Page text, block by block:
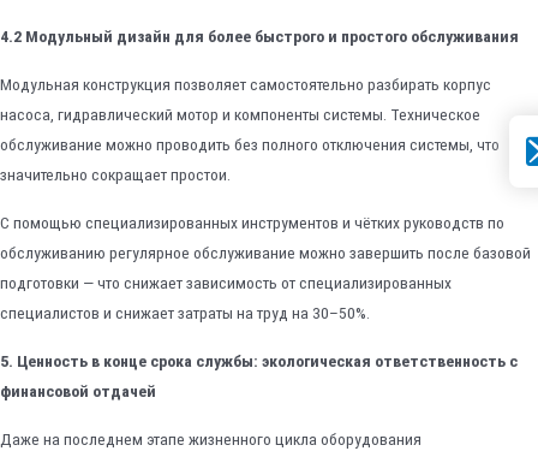
4.2 Модульный дизайн для более быстрого и простого обслуживания
Модульная конструкция позволяет самостоятельно разбирать корпус
насоса, гидравлический мотор и компоненты системы. Техническое
обслуживание можно проводить без полного отключения системы, что
значительно сокращает простои.
С помощью специализированных инструментов и чётких руководств по
обслуживанию регулярное обслуживание можно завершить после базовой
подготовки — что снижает зависимость от специализированных
специалистов и снижает затраты на труд на 30–50%.
5. Ценность в конце срока службы: экологическая ответственность с
финансовой отдачей
Даже на последнем этапе жизненного цикла оборудования